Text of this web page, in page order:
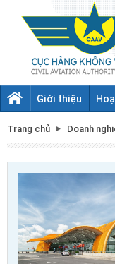
Giới thiệu
Trang chủ Doanh